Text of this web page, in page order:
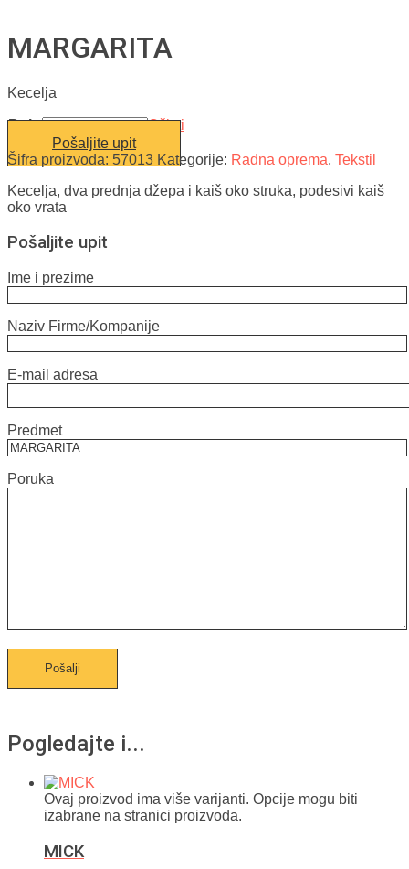
MARGARITA
Kecelja
Boja
Očisti
Pošaljite upit
Šifra proizvoda: 57013 Kategorije: Radna oprema, Tekstil
Kecelja, dva prednja džepa i kaiš oko struka, podesivi kaiš
oko vrata
Pošaljite upit
Ime i prezime
Naziv Firme/Kompanije
E-mail adresa
Predmet
Poruka
Pogledajte i...
Ovaj proizvod ima više varijanti. Opcije mogu biti
izabrane na stranici proizvoda.
MICK